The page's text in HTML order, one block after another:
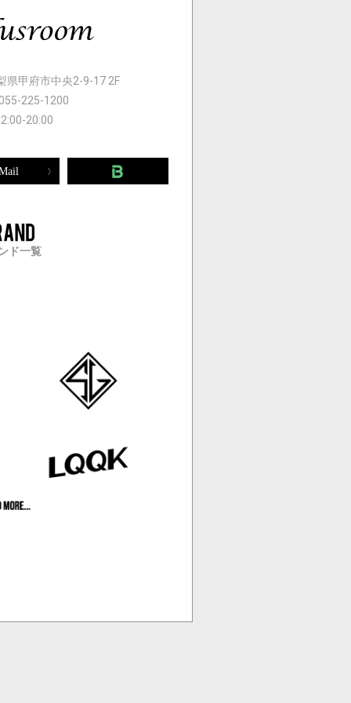
県甲府市中央2-9-17 2F
225-1200
20:00
ド一覧